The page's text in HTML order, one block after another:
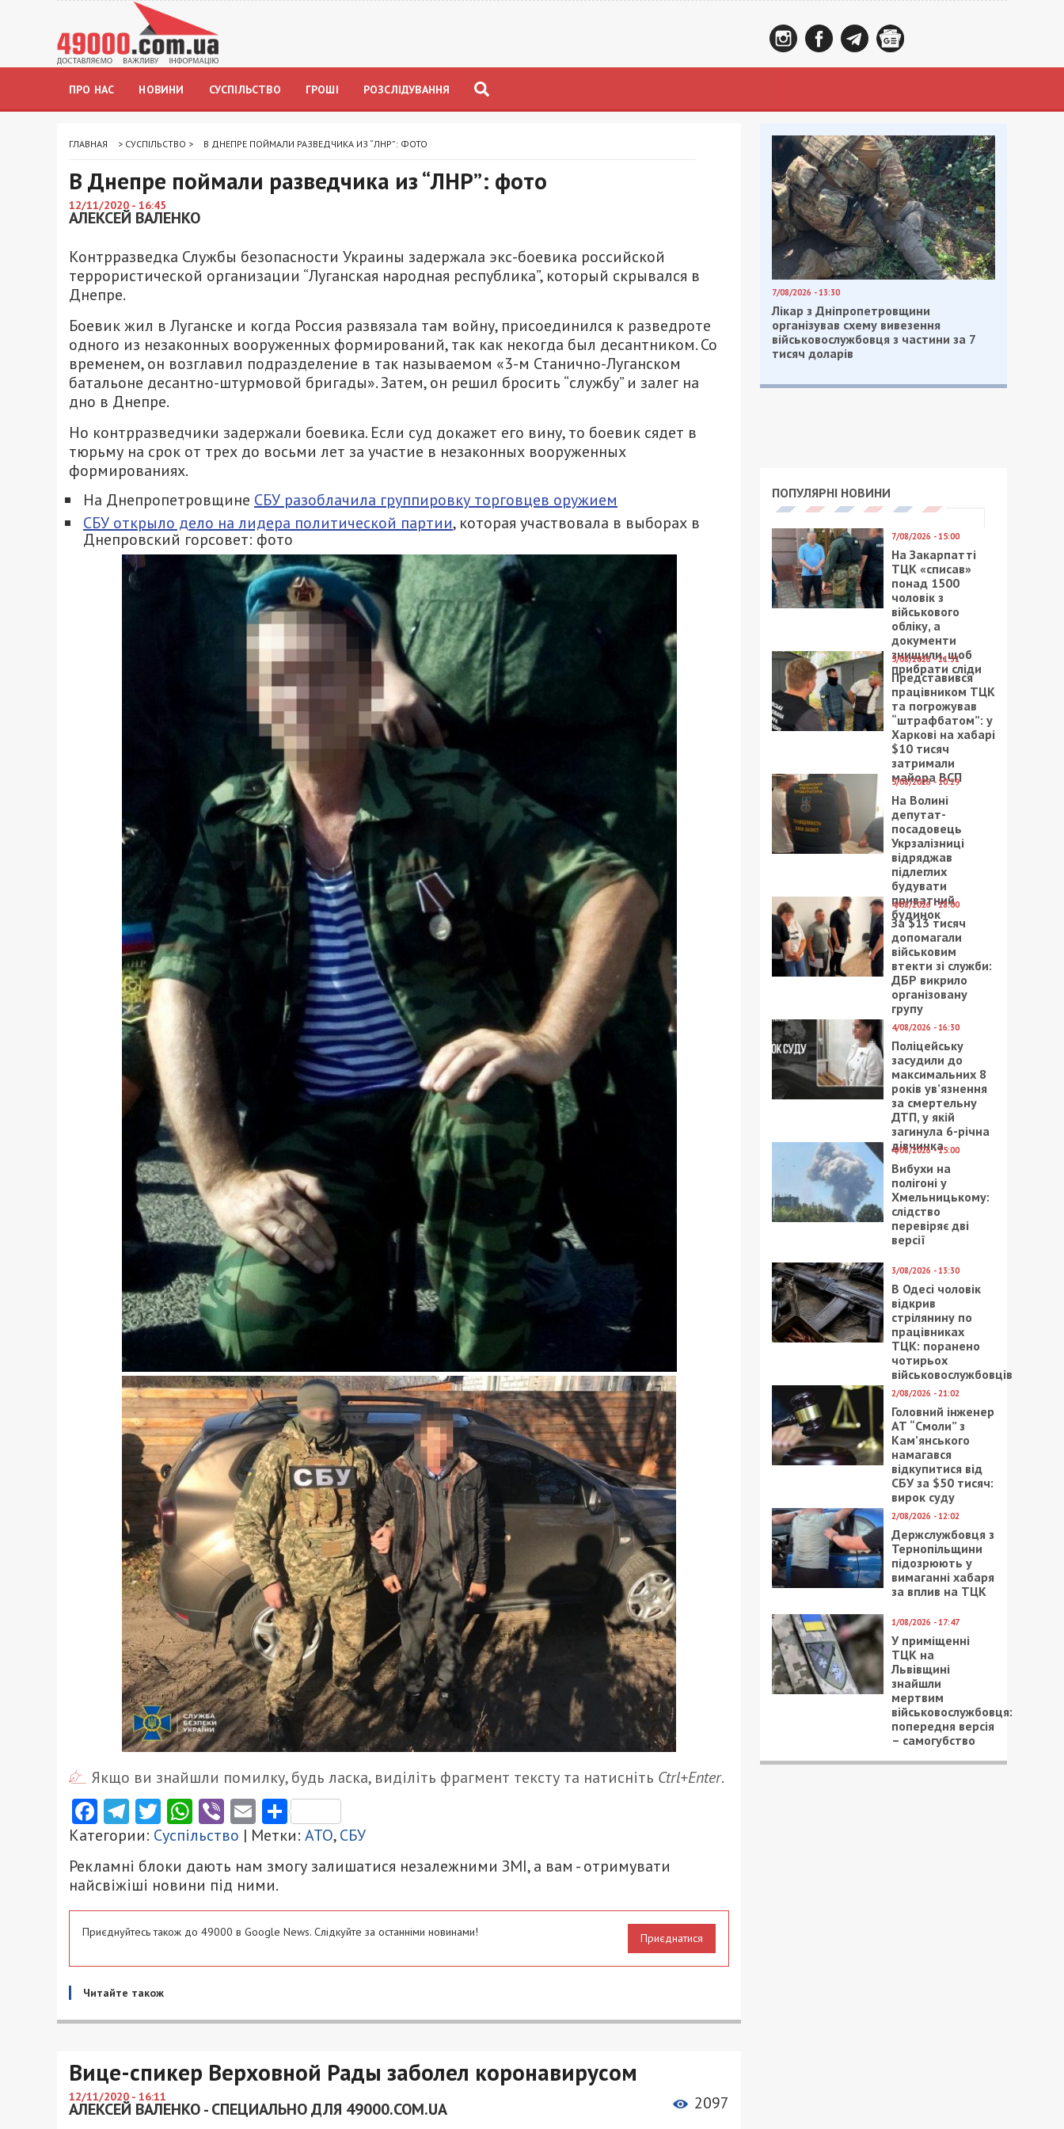
ПРО НАС НОВИНИ СУСПІЛЬСТВО ГРОШІ РОЗСЛІДУВАННЯ
ГЛАВНАЯ > СУСПІЛЬСТВО > В ДНЕПРЕ ПОЙМАЛИ РАЗВЕДЧИКА ИЗ “ЛНР”: ФОТО
В Днепре поймали разведчика из “ЛНР”: фото
12/11/2020 - 16:45
АЛЕКСЕЙ ВАЛЕНКО
Контрразведка Службы безопасности Украины задержала экс-боевика российской
террористической организации “Луганская народная республика”, который скрывался в
Днепре.
Боевик жил в Луганске и когда Россия развязала там войну, присоединился к разведроте
одного из незаконных вооруженных формирований, так как некогда был десантником. Со
временем, он возглавил подразделение в так называемом «3-м Станично-Луганском
батальоне десантно-штурмовой бригады». Затем, он решил бросить “службу” и залег на
дно в Днепре.
Но контрразведчики задержали боевика. Если суд докажет его вину, то боевик сядет в
тюрьму на срок от трех до восьми лет за участие в незаконных вооруженных
формированиях.
На Днепропетровщине СБУ разоблачила группировку торговцев оружием
СБУ открыло дело на лидера политической партии, которая участвовала в выборах в
Днепровский горсовет: фото
Якщо ви знайшли помилку, будь ласка, виділіть фрагмент тексту та натисніть Ctrl+Enter.
Facebook
Telegram
Twitter
WhatsApp
ViberEmailПоділитися
Категории: Суспільство | Метки: АТО,СБУ
Рекламні блоки дають нам змогу залишатися незалежними ЗМІ, а вам - отримувати
найсвіжіші новини під ними.
Приєднуйтесь також до 49000 в Google News. Слідкуйте за останніми новинами! Приєднатися
Читайте також
Вице-спикер Верховной Рады заболел коронавирусом
12/11/2020 - 16:11
АЛЕКСЕЙ ВАЛЕНКО - СПЕЦИАЛЬНО ДЛЯ 49000.COM.UA 2097
7/08/2026 - 13:30
Лікар з Дніпропетровщини
організував схему вивезення
військовослужбовця з частини за 7
тисяч доларів
ПОПУЛЯРНІ НОВИНИ
7/08/2026 - 15:00
На Закарпатті
ТЦК «списав»
понад 1500
чоловік з
військового
обліку, а
документи
знищили, щоб
прибрати сліди
5/08/2026 - 21:31
Представився
працівником ТЦК
та погрожував
“штрафбатом”: у
Харкові на хабарі
$10 тисяч
затримали
майора ВСП
5/08/2026 - 10:29
На Волині
депутат-
посадовець
Укрзалізниці
відряджав
підлеглих
будувати
приватний
будинок
4/08/2026 - 18:00
За $13 тисяч
допомагали
військовим
втекти зі служби:
ДБР викрило
організовану
групу
4/08/2026 - 16:30
Поліцейську
засудили до
максимальних 8
років ув’язнення
за смертельну
ДТП, у якій
загинула 6-річна
дівчинка
4/08/2026 - 15:00
Вибухи на
полігоні у
Хмельницькому:
слідство
перевіряє дві
версії
3/08/2026 - 13:30
В Одесі чоловік
відкрив
стрілянину по
працівниках
ТЦК: поранено
чотирьох
військовослужбовців
2/08/2026 - 21:02
Головний інженер
АТ “Смоли” з
Кам’янського
намагався
відкупитися від
СБУ за $50 тисяч:
вирок суду
2/08/2026 - 12:02
Держслужбовця з
Тернопільщини
підозрюють у
вимаганні хабаря
за вплив на ТЦК
1/08/2026 - 17:47
У приміщенні
ТЦК на
Львівщині
знайшли
мертвим
військовослужбовця:
попередня версія
– самогубство